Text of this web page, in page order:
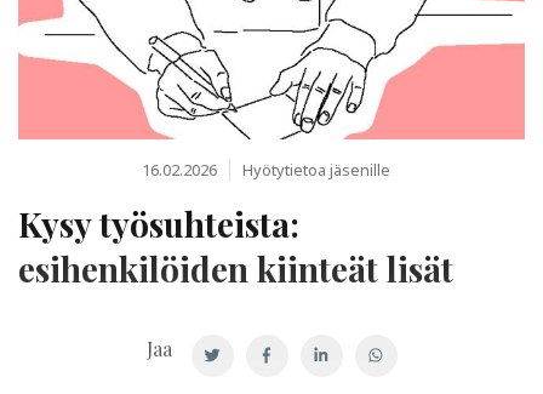
16.02.2026 Hyötytietoa jäsenille
Kysy työsuhteista:
esihenkilöiden kiinteät lisät
Jaa